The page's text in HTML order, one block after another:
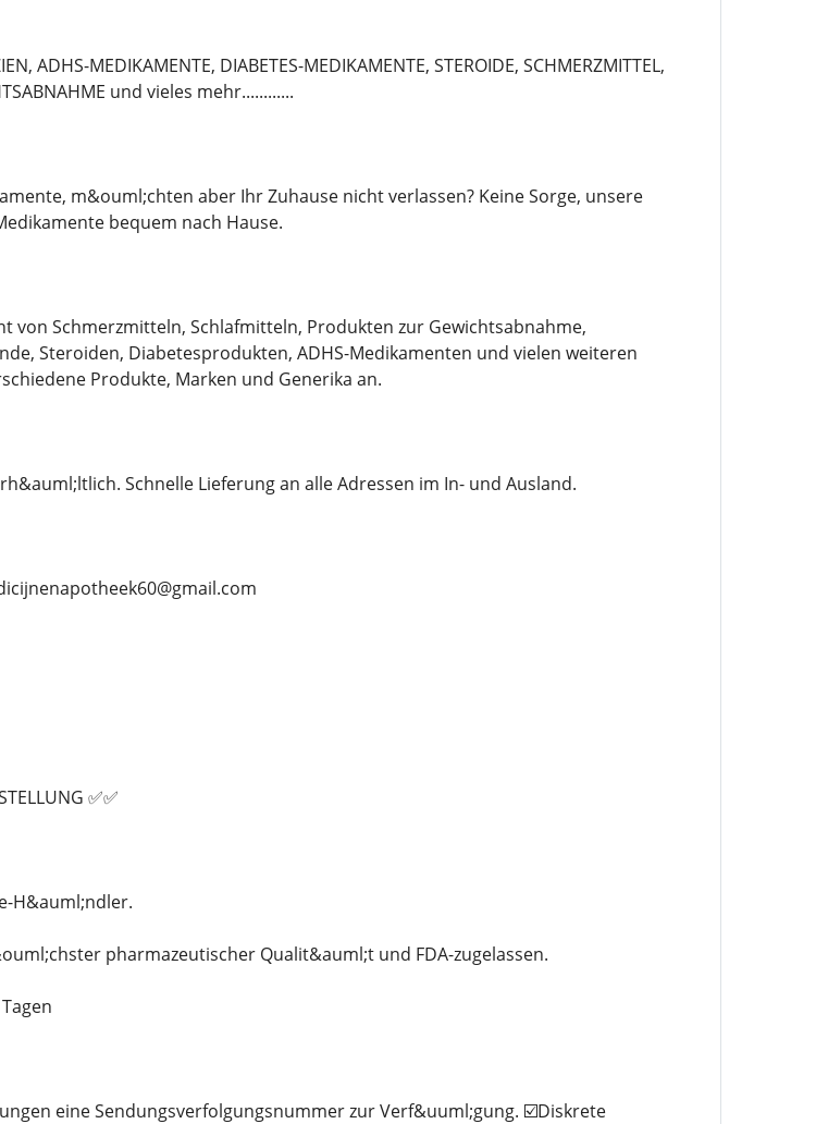
ADHS-MEDIKAMENTE, DIABETES-MEDIKAMENTE, STEROIDE, SCHMERZMITTEL,
und vieles mehr............
m&ouml;chten aber Ihr Zuhause nicht verlassen? Keine Sorge, unsere
bequem nach Hause.
von Schmerzmitteln, Schlafmitteln, Produkten zur Gewichtsabnahme,
Steroiden, Diabetesprodukten, ADHS-Medikamenten und vielen weiteren
Produkte, Marken und Generika an.
Schnelle Lieferung an alle Adressen im In- und Ausland.
✅✅
H&auml;ndler.
pharmazeutischer Qualit&auml;t und FDA-zugelassen.
eine Sendungsverfolgungsnummer zur Verf&uuml;gung. ☑️Diskrete